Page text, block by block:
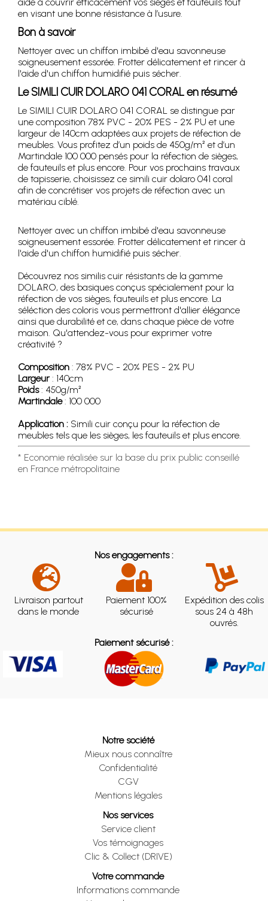
en visant une bonne résistance à l’usure.
Bon à savoir
Nettoyer avec un chiffon imbibé d'eau savonneuse
soigneusement essorée. Frotter délicatement et rincer à
l'aide d'un chiffon humidifié puis sécher.
Le SIMILI CUIR DOLARO 041 CORAL en résumé
Le SIMILI CUIR DOLARO 041 CORAL se distingue par
une composition 78% PVC - 20% PES - 2% PU et une
largeur de 140cm adaptées aux projets de réfection de
meubles. Vous profitez d’un poids de 450g/m² et d’un
Martindale 100 000 pensés pour la réfection de sièges,
de fauteuils et plus encore. Pour vos prochains travaux
de tapisserie, choisissez ce simili cuir dolaro 041 coral
afin de concrétiser vos projets de réfection avec un
matériau ciblé.
Nettoyer avec un chiffon imbibé d'eau savonneuse
soigneusement essorée. Frotter délicatement et rincer à
l'aide d'un chiffon humidifié puis sécher.
Découvrez nos similis cuir résistants de la gamme
DOLARO, des basiques conçus spécialement pour la
réfection de vos sièges, fauteuils et plus encore. La
séléction des coloris vous permettront d'allier élégance
ainsi que durabilité et ce, dans chaque pièce de votre
maison. Qu'attendez-vous pour exprimer votre
créativité ?
Composition : 78% PVC - 20% PES - 2% PU
Largeur: 140cm
Poids: 450g/m²
Martindale: 100 000
Application : Simili cuir conçu pour la réfection de
meubles tels que les sièges, les fauteuils et plus encore.
* Economie réalisée sur la base du prix public conseillé
en France métropolitaine
Nos engagements :
Livraison partout
dans le monde
Paiement 100%
sécurisé
Expédition des colis
sous 24 à 48h
ouvrés.
Paiement sécurisé :
Notre société
Mieux nous connaître
Confidentialité
CGV
Mentions légales
Nos services
Service client
Vos témoignages
Clic & Collect (DRIVE)
Votre commande
Informations commande